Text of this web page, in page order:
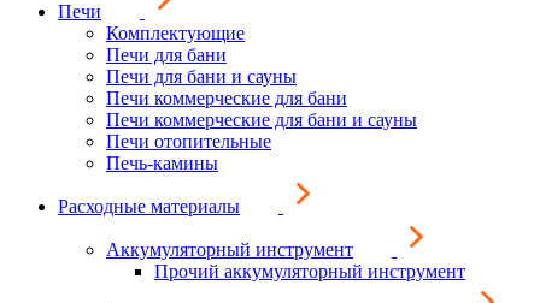
Печи
Комплектующие
Печи для бани
Печи для бани и сауны
Печи коммерческие для бани
Печи коммерческие для бани и сауны
Печи отопительные
Печь-камины
Расходные материалы
Аккумуляторный инструмент
Прочий аккумуляторный инструмент